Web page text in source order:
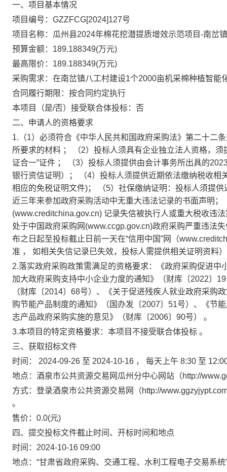
一、项目基本情况
项目编号：GZZFCG[2024]127号
项目名称：瓜州县2024年棉花挖潜提质增效示范项目-南岔
预算金额：189.188349(万元)
最高限价：189.188349(万元)
采购需求：在南岔镇八工村建设1个2000亩机采棉种植智能
合同履行期限：按合同约定执行
本项目（是/否）接受联合体投标：否
二、申请人的资格要求
1.（1）必须符合《中华人民共和国政府采购法》第二十二
所要求的材料 ；
（2）投标人须具有企业独立法人资格，
证合一”证件 ；
（3）投标人须提供由会计事务所出具的
银行资信证明）； （4）投标人须提供近期依法缴纳税收
相应的免税证明文件)； （5）社保缴纳证明：投标人须提
近三年来参加政府采购活动中无重大违法记录的书面声明；
(www.creditchina.gov.cn) 记录失信被执行人或重大税收违
处于中国政府采购网(www.ccgp.gov.cn)政府采购严重违法
布之日起至投标截止日前一天在“信用中国”网（
准 ， 如相关失信记录已失效，投标人需提供相关证明资料）
2.落实政府采购政策需满足的资格要求：《政府采购促进
加大政府采购支持中小企业力度的通知》（财库〔2022〕
（财库〔2014〕68号）、《关于促进残疾人就业政府采购
购节能产品制度的通知》（国办发〔2007〕51号）、《节
志产品政府采购实施的意见》（财库〔2006〕90号） 。
3.本项目的特定资格要求：本项目不接受联合体投标 。
三、获取招标文件
时间： 2024-09-26 至 2024-10-16 ， 每天上午 8:30 至
地点：酒泉市公共资源交易网瓜州分中心网站（http://
方式：登录酒泉市公共资源交易网（http://
。
售价：0.0(元)
四、提交投标文件截止时间、开标时间和地点
时间：2024-10-16 09:00
地点：“甘肃省政府采购、交通工程、水利工程电子交易系统